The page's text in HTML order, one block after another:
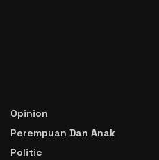
Opinion
Perempuan Dan Anak
Politic